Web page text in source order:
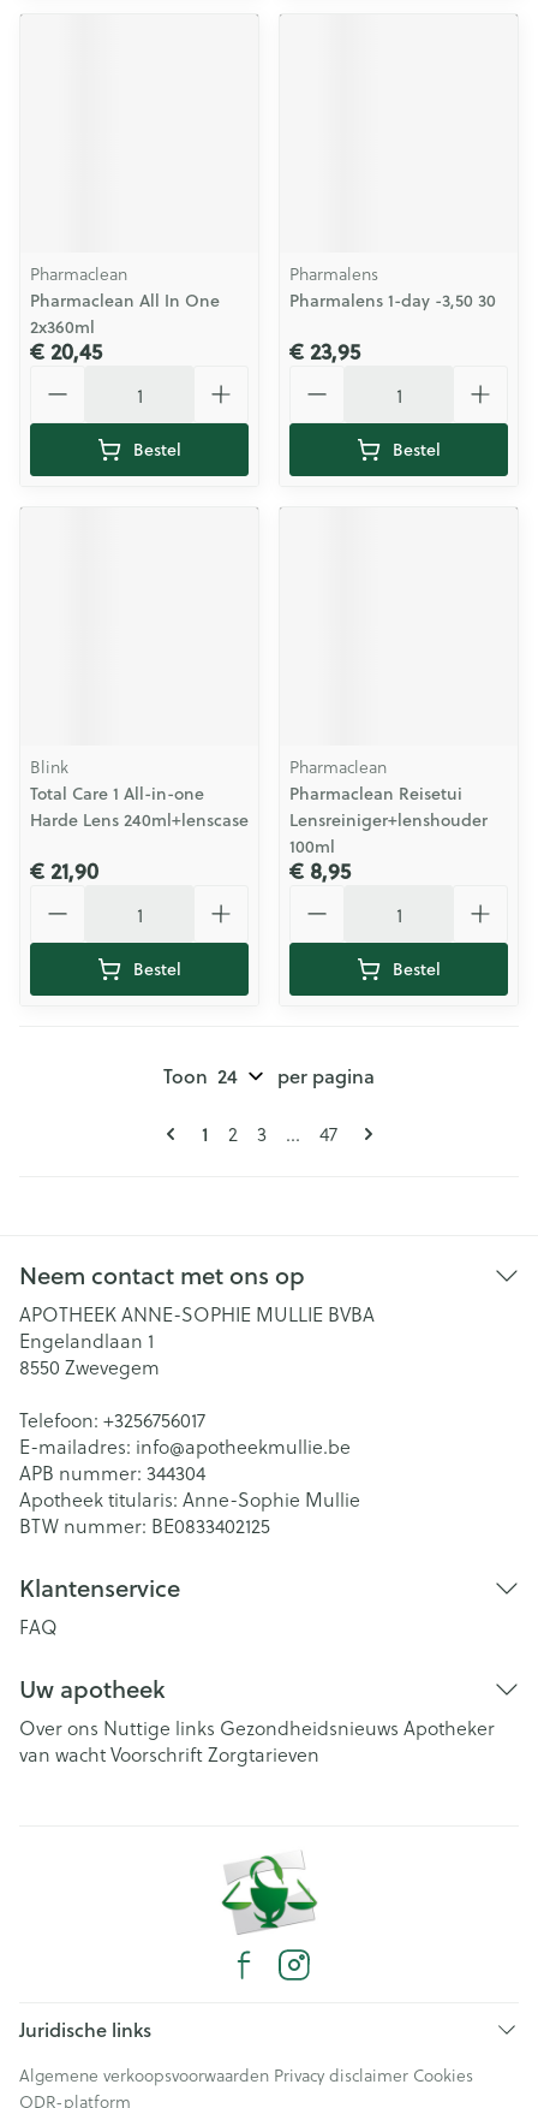
Pharmaclean
Pharmaclean All In One
2x360ml
€ 20,45
Bestel
Pharmalens
Pharmalens 1-day -3,50 30
€ 23,95
Bestel
Blink
Total Care 1 All-in-one
Harde Lens 240ml+lenscase
€ 21,90
Bestel
Pharmaclean
Pharmaclean Reisetui
Lensreiniger+lenshouder
100ml
€ 8,95
Bestel
Pagina's
U lees momenteel pagina
1 Pagina
2 Pagina
3 ... Pagina
47
Toon per pagina
Neem contact met ons op
APOTHEEK ANNE-SOPHIE MULLIE BVBA
Engelandlaan 1
8550 Zwevegem
Telefoon: +3256756017
E-mailadres: info@apotheekmullie.be
APB nummer: 344304
Apotheek titularis: Anne-Sophie Mullie
BTW nummer: BE0833402125
Klantenservice
FAQ
Uw apotheek
Over ons Nuttige links Gezondheidsnieuws Apotheker
van wachtVoorschriftZorgtarieven
Juridische links
Algemene verkoopsvoorwaarden Privacy disclaimer Cookies
ODR-platform